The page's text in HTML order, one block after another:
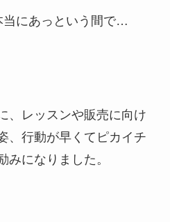
当にあっという間で…
、レッスンや販売に向け
、行動が早くてピカイチ
みになりました。